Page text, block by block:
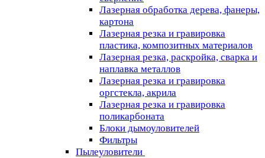
Лазерная обработка дерева, фанеры,
картона
Лазерная резка и гравировка
пластика, композитных материалов
Лазерная резка, раскройка, сварка и
наплавка металлов
Лазерная резка и гравировка
оргстекла, акрила
Лазерная резка и гравировка
поликарбоната
Блоки дымоуловителей
Фильтры
Пылеуловители